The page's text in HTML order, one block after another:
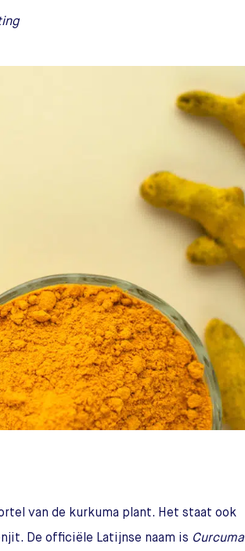
van de kurkuma plant. Het staat ook
De officiële Latijnse naam is Curcuma